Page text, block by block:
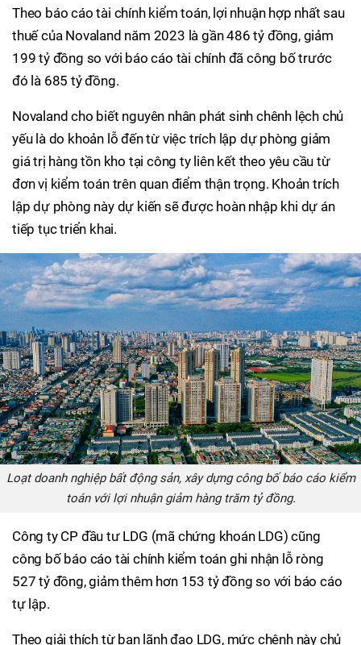
Theo báo cáo tài chính kiểm toán, lợi nhuận hợp nhất sau
thuế của Novaland năm 2023 là gần 486 tỷ đồng, giảm
199 tỷ đồng so với báo cáo tài chính đã công bố trước
đó là 685 tỷ đồng.
Novaland cho biết nguyên nhân phát sinh chênh lệch chủ
yếu là do khoản lỗ đến từ việc trích lập dự phòng giảm
giá trị hàng tồn kho tại công ty liên kết theo yêu cầu từ
đơn vị kiểm toán trên quan điểm thận trọng. Khoản trích
lập dự phòng này dự kiến sẽ được hoàn nhập khi dự án
tiếp tục triển khai.
Loạt doanh nghiệp bất động sản, xây dựng công bố báo cáo kiểm
toán với lợi nhuận giảm hàng trăm tỷ đồng.
Công ty CP đầu tư LDG (mã chứng khoán LDG) cũng
công bố báo cáo tài chính kiểm toán ghi nhận lỗ ròng
527 tỷ đồng, giảm thêm hơn 153 tỷ đồng so với báo cáo
tự lập.
Theo giải thích từ ban lãnh đạo LDG, mức chênh này chủ